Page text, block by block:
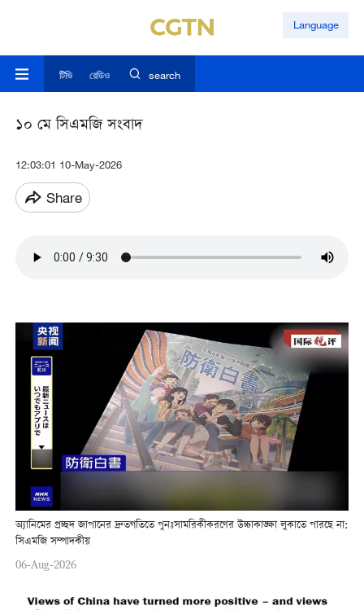
Language
টিভি রেডিও search
১০ মে সিএমজি সংবাদ
12:03:01 10-May-2026
Share
অ্যানিমের প্রচ্ছদ জাপানের দ্রুতগতিতে পুনঃসামরিকীকরণের উচ্চাকাঙ্ক্ষা লুকাতে পারছে না:
সিএমজি সম্পাদকীয়
06-Aug-2026